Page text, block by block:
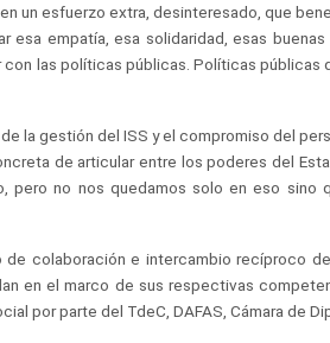
un esfuerzo extra, desinteresado, que
esa empatía, esa solidaridad, esas
las políticas públicas. Políticas públicas
la gestión del ISS y el compromiso del
de articular entre los poderes del
pero no nos quedamos solo en eso
de colaboración e intercambio recíproco
en el marco de sus respectivas
por parte del TdeC, DAFAS, Cámara de